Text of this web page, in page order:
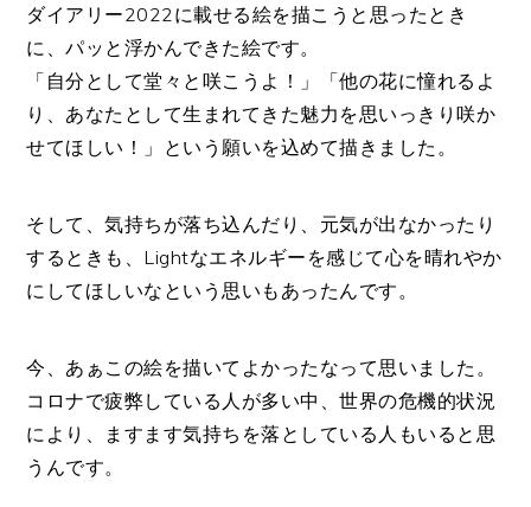
ダイアリー2022に載せる絵を描こうと思ったとき
に、パッと浮かんできた絵です。
「自分として堂々と咲こうよ！」「他の花に憧れるよ
り、あなたとして生まれてきた魅力を思いっきり咲か
せてほしい！」という願いを込めて描きました。
そして、気持ちが落ち込んだり、元気が出なかったり
するときも、Lightなエネルギーを感じて心を晴れやか
にしてほしいなという思いもあったんです。
今、あぁこの絵を描いてよかったなって思いました。
コロナで疲弊している人が多い中、世界の危機的状況
により、ますます気持ちを落としている人もいると思
うんです。